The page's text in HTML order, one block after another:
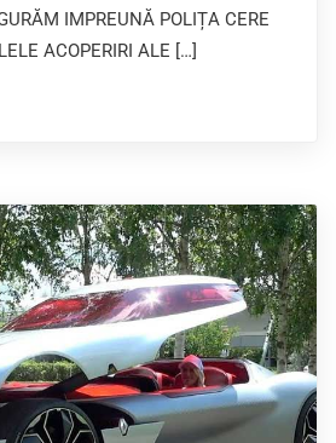
IMPREUNĂ POLIȚA CERE
ACOPERIRI ALE […]